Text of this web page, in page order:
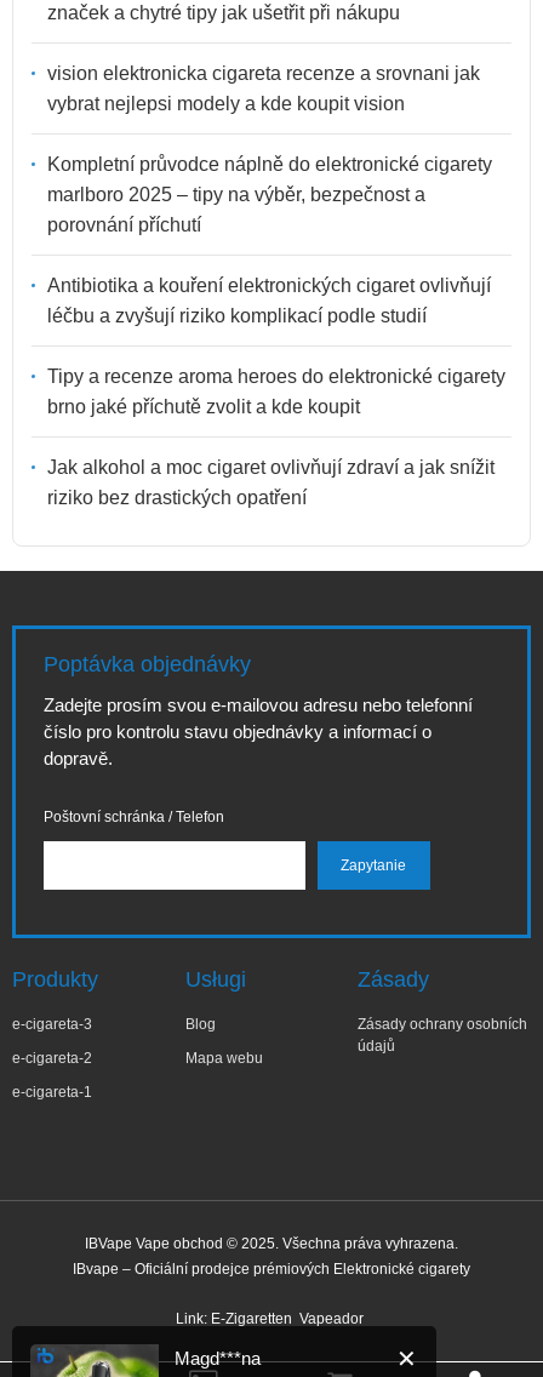
značek a chytré tipy jak ušetřit při nákupu
vision elektronicka cigareta recenze a srovnani jak
vybrat nejlepsi modely a kde koupit vision
Kompletní průvodce náplně do elektronické cigarety
marlboro 2025 – tipy na výběr, bezpečnost a
porovnání příchutí
Antibiotika a kouření elektronických cigaret ovlivňují
léčbu a zvyšují riziko komplikací podle studií
Tipy a recenze aroma heroes do elektronické cigarety
brno jaké příchutě zvolit a kde koupit
Jak alkohol a moc cigaret ovlivňují zdraví a jak snížit
riziko bez drastických opatření
Poptávka objednávky
Zadejte prosím svou e-mailovou adresu nebo telefonní
číslo pro kontrolu stavu objednávky a informací o
dopravě.
Poštovní schránka / Telefon
Produkty
e-cigareta-3
e-cigareta-2
e-cigareta-1
Usługi
Blog
Mapa webu
Zásady
Zásady ochrany osobních
údajů
IBVape Vape obchod © 2025. Všechna práva vyhrazena.
IBvape – Oficiální prodejce prémiových Elektronické cigarety
Link: E-Zigaretten Vapeador
✕
Magd***na